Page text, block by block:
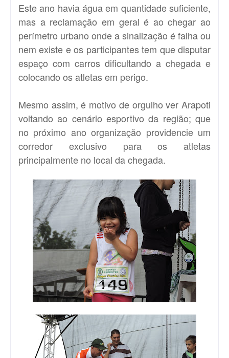
Este ano havia água em quantidade suficiente,
mas a reclamação em geral é ao chegar ao
perímetro urbano onde a sinalização é falha ou
nem existe e os participantes tem que disputar
espaço com carros dificultando a chegada e
colocando os atletas em perigo.
Mesmo assim, é motivo de orgulho ver Arapoti
voltando ao cenário esportivo da região; que
no próximo ano organização providencie um
corredor exclusivo para os atletas
principalmente no local da chegada.